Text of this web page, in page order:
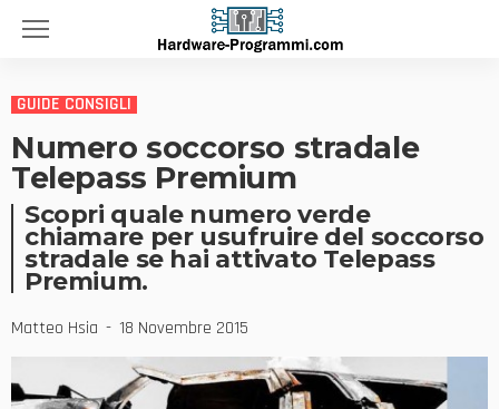
GUIDE CONSIGLI
Numero soccorso stradale
Telepass Premium
Scopri quale numero verde
chiamare per usufruire del soccorso
stradale se hai attivato Telepass
Premium.
Matteo Hsia 18 Novembre 2015